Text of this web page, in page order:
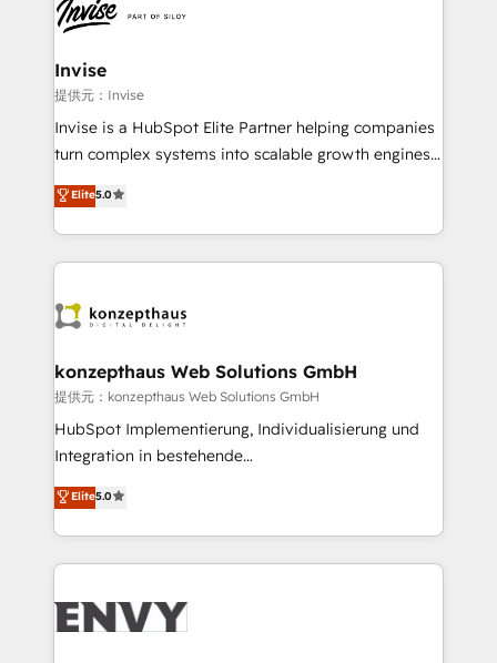
through a multicultural and multidisciplinary team
that integrates expertise in humanities, economics,
technology, law, and organization, bringing together
managers, entrepreneurs, and seasoned
professionals from companies with over forty years
of market presence. Our Pillars: • RevOps
Training • Marketing, Sales and Customer Service
Automation • System Integration • Web-design on
Invise
提供元：Invise
Invise is a HubSpot Elite Partner helping companies
turn complex systems into scalable growth engines.
We combine strategy, technology and change
management to drive measurable results. As part of
the fast-growing Siloy Group, we unite more than
250+ HubSpot experts across Europe – ready to
business goals. Talk to us if you’re looking to: -
reliable source of truth - Unlock the full value of your
CRM and marketing data, not just implement a
system - Accelerate impact with a partner who
understands both strategy and technology
Elite5.0
konzepthaus Web Solutions GmbH
提供元：konzepthaus Web Solutions GmbH
HubSpot Implementierung, Individualisierung und
Integration in bestehende
Unternehmensstrukturen/-prozesse, Entwicklung
von Systemarchitekturen sowie von komplexen
Webseiten/Kundenportalen - das sind die
Spezialgebiete unserer 43 Nerds und HubSpot-Fans.
digitale Marketing-, Vertriebs-, Service- und
Elite5.0